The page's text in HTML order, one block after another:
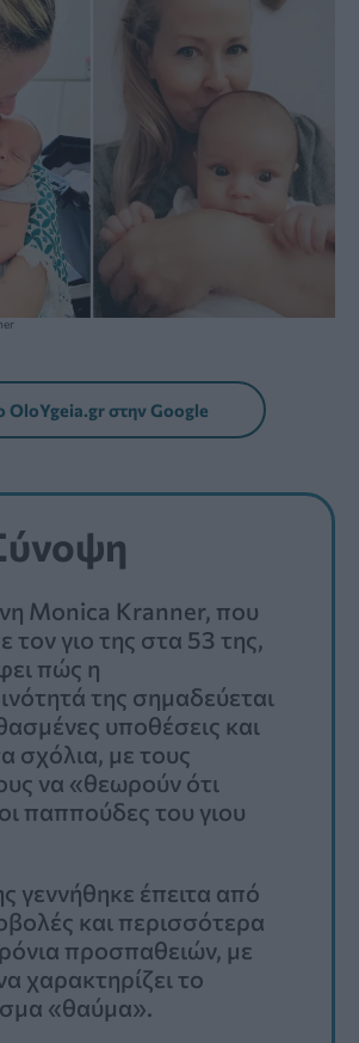
OloYgeia.gr στην Google
Monica Kranner, που
τον γιο της στα 53 της,
πώς η
της σημαδεύεται
υποθέσεις και
σχόλια, με τους
να «θεωρούν ότι
παππούδες του γιου
γεννήθηκε έπειτα από
και περισσότερα
προσπαθειών, με
χαρακτηρίζει το
«θαύμα».